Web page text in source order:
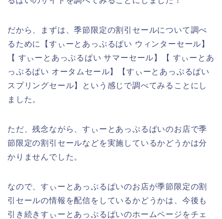
だから、まずは、季節限定の割引セールについて調べ
るために【すぃーとあっぷるぱい ウィンターセール】
【 すぃーとあっぷるぱい サマーセール】【 すぃーとあ
っぷるぱい オータムセール】【すぃーとあっぷるぱい
スプリングセール】という感じで調べてみることにし
ました。
ただ、残念ながら、すぃーとあっぷるぱいのお店で季
節限定の割引セールなどを実施しているかどうかは分
かりませんでした。
なので、すぃーとあっぷるぱいのお店が季節限定の割
引セールの情報を配信をしているかどうかは、今後も
引き続きすぃーとあっぷるぱいのホームページをチェ